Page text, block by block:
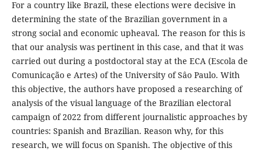
For a country like Brazil, these elections were decisive in
determining the state of the Brazilian government in a
strong social and economic upheaval. The reason for this is
that our analysis was pertinent in this case, and that it was
carried out during a postdoctoral stay at the ECA (Escola de
Comunicação e Artes) of the University of Sâo Paulo. With
this objective, the authors have proposed a researching of
analysis of the visual language of the Brazilian electoral
campaign of 2022 from different journalistic approaches by
countries: Spanish and Brazilian. Reason why, for this
research, we will focus on Spanish. The objective of this